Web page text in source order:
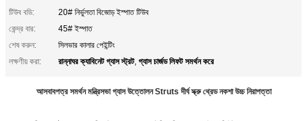
টিউব বডি:
20# নির্ভুলতা বিজোড় ইস্পাত টিউব
কেন্দ্র বার:
45# ইস্পাত
শেষ করুন:
সিলভার কালার পেইন্টিং
লক্ষণীয় করা:
রান্নাঘর ক্যাবিনেট গ্যাস স্ট্রট, গ্যাস চার্জড লিফট সমর্থন করে
আসবাবপত্র সমর্থন মন্ত্রিসভা গ্যাস উত্তোলন Struts দীর্ঘ স্ক্রু থ্রেড নকশা উচ্চ নিরাপত্তা